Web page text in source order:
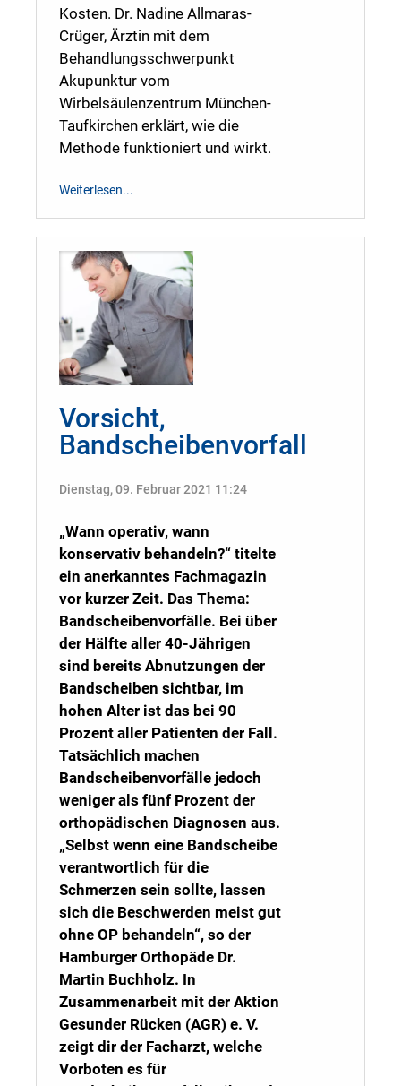
Kosten. Dr. Nadine Allmaras-
Crüger, Ärztin mit dem
Behandlungsschwerpunkt
Akupunktur vom
Wirbelsäulenzentrum München-
Taufkirchen erklärt, wie die
Methode funktioniert und wirkt.
Weiterlesen...
Vorsicht,
Bandscheibenvorfall
Dienstag, 09. Februar 2021 11:24
„Wann operativ, wann
konservativ behandeln?“ titelte
ein anerkanntes Fachmagazin
vor kurzer Zeit. Das Thema:
Bandscheibenvorfälle. Bei über
der Hälfte aller 40-Jährigen
sind bereits Abnutzungen der
Bandscheiben sichtbar, im
hohen Alter ist das bei 90
Prozent aller Patienten der Fall.
Tatsächlich machen
Bandscheibenvorfälle jedoch
weniger als fünf Prozent der
orthopädischen Diagnosen aus.
„Selbst wenn eine Bandscheibe
verantwortlich für die
Schmerzen sein sollte, lassen
sich die Beschwerden meist gut
ohne OP behandeln“, so der
Hamburger Orthopäde Dr.
Martin Buchholz. In
Zusammenarbeit mit der Aktion
Gesunder Rücken (AGR) e. V.
zeigt dir der Facharzt, welche
Vorboten es für